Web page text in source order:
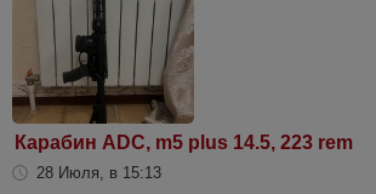
Карабин ADC, m5 plus 14.5, 223 rem
28 Июля, в 15:13